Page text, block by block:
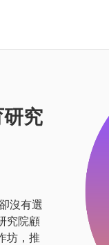
究
沒有選
究院顧
坊，推